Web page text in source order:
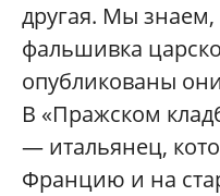
другая. Мы
фальшивка
опубликованы
В «Пражском
— итальянец,
Францию и на